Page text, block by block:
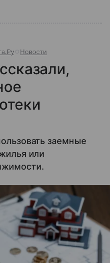
Новости
заемные
или